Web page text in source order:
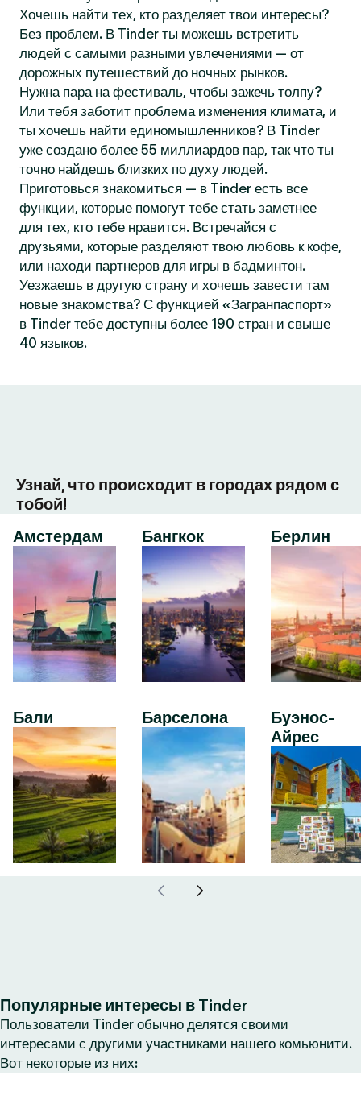
Хочешь найти тех, кто разделяет твои интересы?
Без проблем. В Tinder ты можешь встретить
людей с самыми разными увлечениями — от
дорожных путешествий до ночных рынков.
Нужна пара на фестиваль, чтобы зажечь толпу?
Или тебя заботит проблема изменения климата, и
ты хочешь найти единомышленников? В Tinder
уже создано более 55 миллиардов пар, так что ты
точно найдешь близких по духу людей.
Приготовься знакомиться — в Tinder есть все
функции, которые помогут тебе стать заметнее
для тех, кто тебе нравится. Встречайся с
друзьями, которые разделяют твою любовь к кофе,
или находи партнеров для игры в бадминтон.
Уезжаешь в другую страну и хочешь завести там
новые знакомства? С функцией «Загранпаспорт»
в Tinder тебе доступны более 190 стран и свыше
40 языков.
Узнай, что происходит в городах рядом с
тобой!
Амстердам
Бали
Бангкок
Барселона
Берлин
Буэнос-
Айрес
Популярные интересы в Tinder
Пользователи Tinder обычно делятся своими
интересами с другими участниками нашего комьюнити.
Вот некоторые из них: